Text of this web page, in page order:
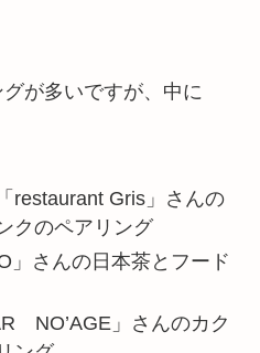
が多いですが、中に
restaurant Gris」さんの
クのペアリング
」さんの日本茶とフード
NO’AGE」さんのカク